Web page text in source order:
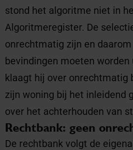
stond het algoritme niet in
Algoritmeregister. De
onrechtmatig zijn en
bevindingen moeten
klaagt hij over onrechtmatig
zijn woning bij het inleidend
over het achterhouden van
Rechtbank: geen
De rechtbank volgt de